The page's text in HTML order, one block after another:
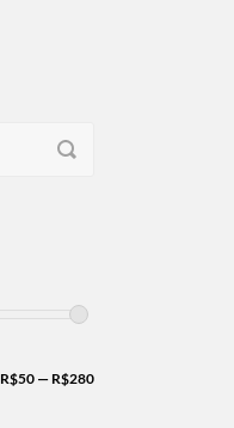
R$50— R$280